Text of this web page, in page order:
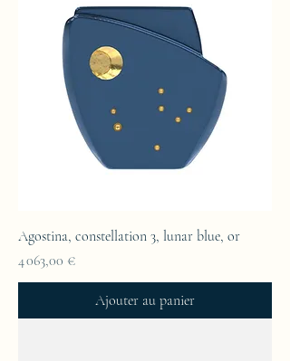
Agostina, constellation 3, lunar blue, or
Prix
4 063,00 €
Ajouter au panier